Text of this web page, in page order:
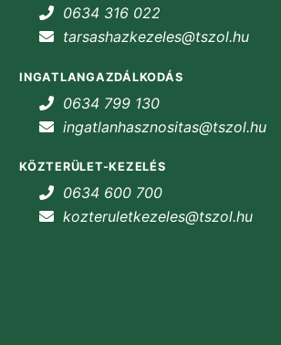
0634 316 022
tarsashazkezeles@tszol.hu
INGATLANGAZDÁLKODÁS
0634 799 130
ingatlanhasznositas@tszol.hu
KÖZTERÜLET-KEZELÉS
0634 600 700
kozteruletkezeles@tszol.hu